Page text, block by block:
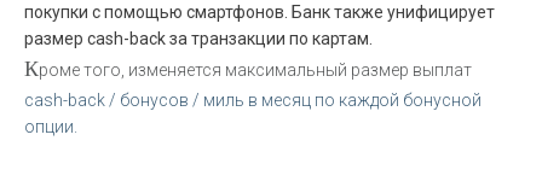
покупки с помощью смартфонов. Банк также унифицирует
размер cash-back за транзакции по картам.
Кроме того, изменяется максимальный размер выплат
cash-back / бонусов / миль в месяц по каждой бонусной
опции.